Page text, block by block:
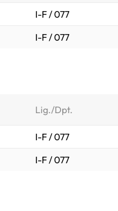
I-F / 077
I-F / 077
Lig./Dpt.
I-F / 077
I-F / 077